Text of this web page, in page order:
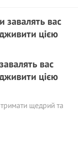
вас
цією
щедрий та